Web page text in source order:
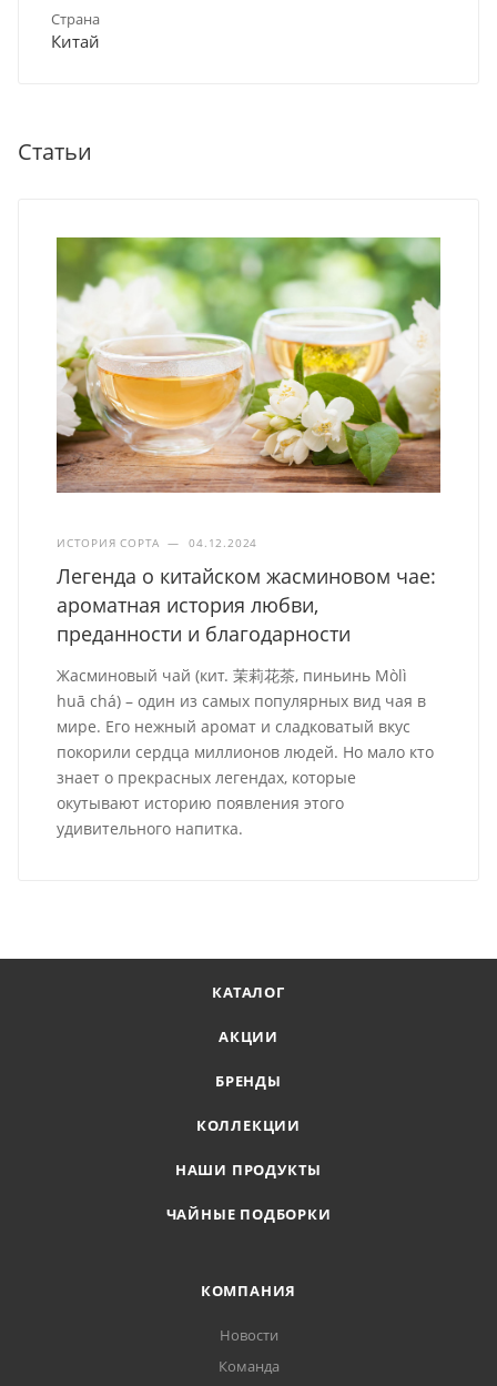
Страна
Китай
Статьи
ИСТОРИЯ СОРТА — 04.12.2024
Легенда о китайском жасминовом чае:
ароматная история любви,
преданности и благодарности
Жасминовый чай (кит. 茉莉花茶, пиньинь Mòlì
huā chá) – один из самых популярных вид чая в
мире. Его нежный аромат и сладковатый вкус
покорили сердца миллионов людей. Но мало кто
знает о прекрасных легендах, которые
окутывают историю появления этого
удивительного напитка.
КАТАЛОГ
АКЦИИ
БРЕНДЫ
КОЛЛЕКЦИИ
НАШИ ПРОДУКТЫ
ЧАЙНЫЕ ПОДБОРКИ
КОМПАНИЯ
Новости
Команда